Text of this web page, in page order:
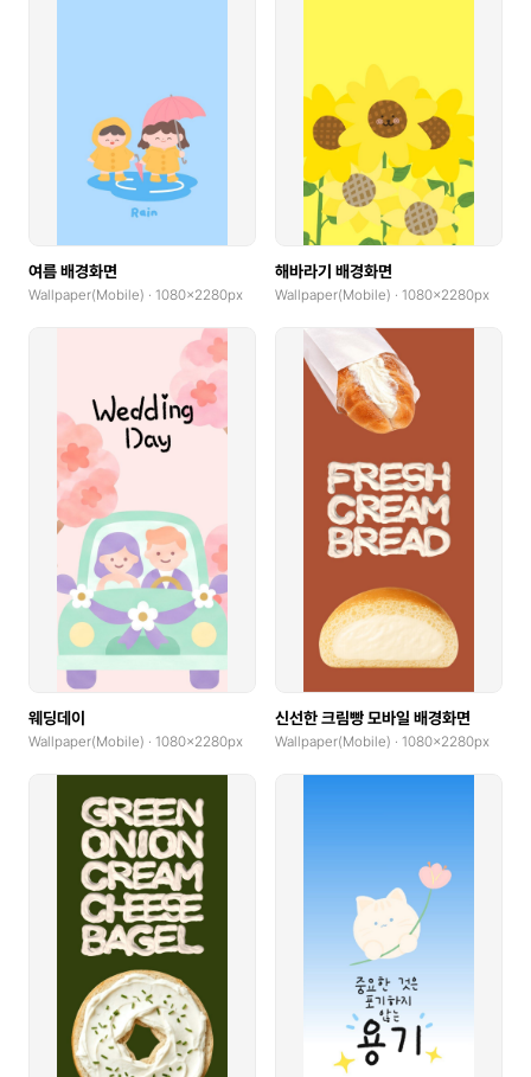
여름 배경화면
Wallpaper(Mobile) · 1080x2280px
해바라기 배경화면
Wallpaper(Mobile) · 1080x2280px
웨딩데이
Wallpaper(Mobile) · 1080x2280px
신선한 크림빵 모바일 배경화면
Wallpaper(Mobile) · 1080x2280px